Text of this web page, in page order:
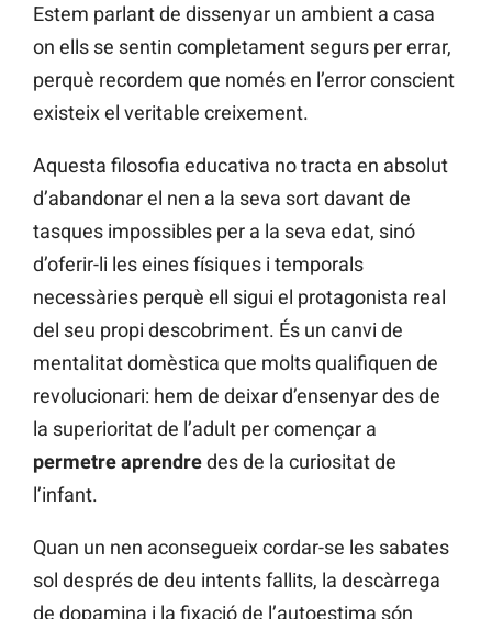
Estem parlant de dissenyar un ambient a casa
on ells se sentin completament segurs per errar,
perquè recordem que només en l’error conscient
existeix el veritable creixement.
Aquesta filosofia educativa no tracta en absolut
d’abandonar el nen a la seva sort davant de
tasques impossibles per a la seva edat, sinó
d’oferir-li les eines físiques i temporals
necessàries perquè ell sigui el protagonista real
del seu propi descobriment. És un canvi de
mentalitat domèstica que molts qualifiquen de
revolucionari: hem de deixar d’ensenyar des de
la superioritat de l’adult per començar a
permetre aprendredes de la curiositat de
l’infant.
Quan un nen aconsegueix cordar-se les sabates
sol després de deu intents fallits, la descàrrega
de dopamina i la fixació de l’autoestima són